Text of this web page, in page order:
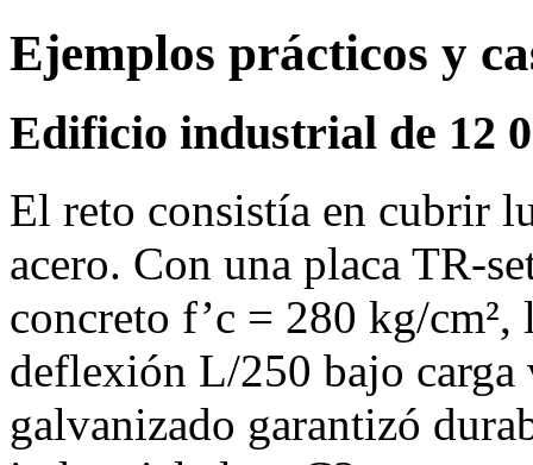
Ejemplos prácticos y
Edificio industrial de 12
El reto consistía en cubrir
acero. Con una placa
concreto f’c = 280 kg/
deflexión L/250 bajo carga
galvanizado garantizó